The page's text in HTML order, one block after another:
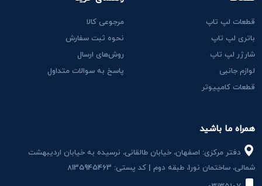
همراه ما باشید
دفتر مرکزی: اصفهان، خیابان طالقانی، نرسیده به خیابان اردیبهشت
شمالی، ساختمان نور1، طبقه دوم | کد پستی: 8135945463
قطعات لپ تاپ
باتری لپ تاپ
شارژر لپ تاپ
لوازم جانبی
قطعات کامپیوتر
مرجوعی کالا
نحوه ثبت سفارش
روش‌های ارسال
پاسخ به سوالات متداول